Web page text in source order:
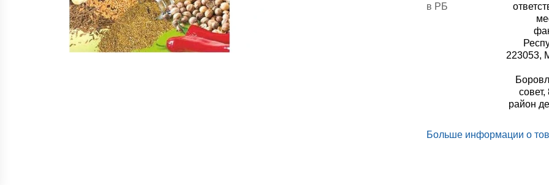
в РБ
223053,
совет,
район
Больше информации о